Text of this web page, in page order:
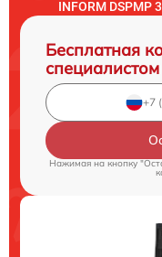
INFORM DSPMP
Бесплатная
специалистом
Нажимая на кнопку